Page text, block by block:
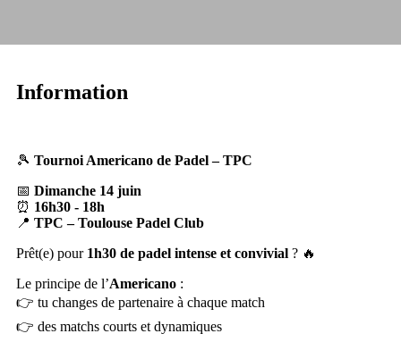
Information
🎾 Tournoi Americano de Padel – TPC
📅 Dimanche 14 juin
⏰ 16h30 - 18h
📍 TPC – Toulouse Padel Club
Prêt(e) pour 1h30 de padel intense et convivial ? 🔥
Le principe de l’Americano :
👉 tu changes de partenaire à chaque match
👉 des matchs courts et dynamiques